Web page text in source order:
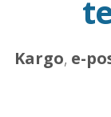
Kargo, e-